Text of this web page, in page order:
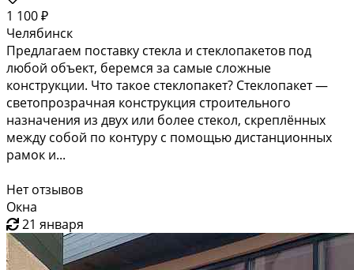
1 100 ₽
Челябинск
Предлагаем поставку стекла и стеклопакетов под
любой объект, беремся за самые сложные
конструкции. Что такое стеклопакет? Стеклопакет —
светопрозрачная конструкция строительного
назначения из двух или более стекол, скреплённых
между собой по контуру с помощью дистанционных
рамок и...
Нет отзывов
Окна
21 января